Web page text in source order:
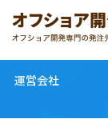
運営会社